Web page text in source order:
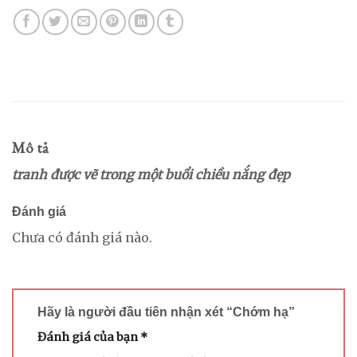
Mô tả
tranh được vẽ trong một buổi chiều nắng đẹp
Đánh giá
Chưa có đánh giá nào.
Hãy là người đầu tiên nhận xét “Chớm hạ”
Đánh giá của bạn*